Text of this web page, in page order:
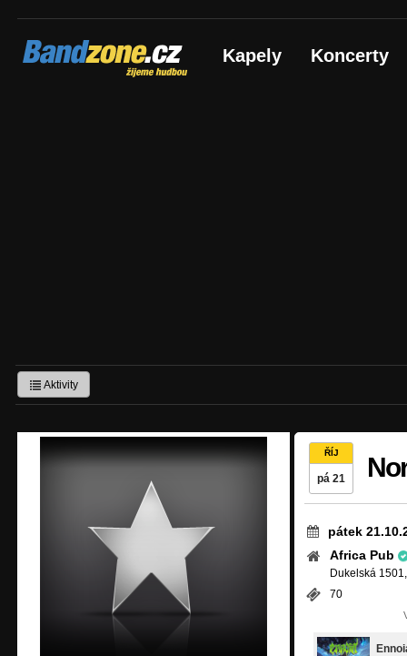
Bandzone.cz
žijeme hudbou Kapely Koncerty
Aktivity
ŘÍJ
pá 21
pátek
Africa Pub
Dukelská
70